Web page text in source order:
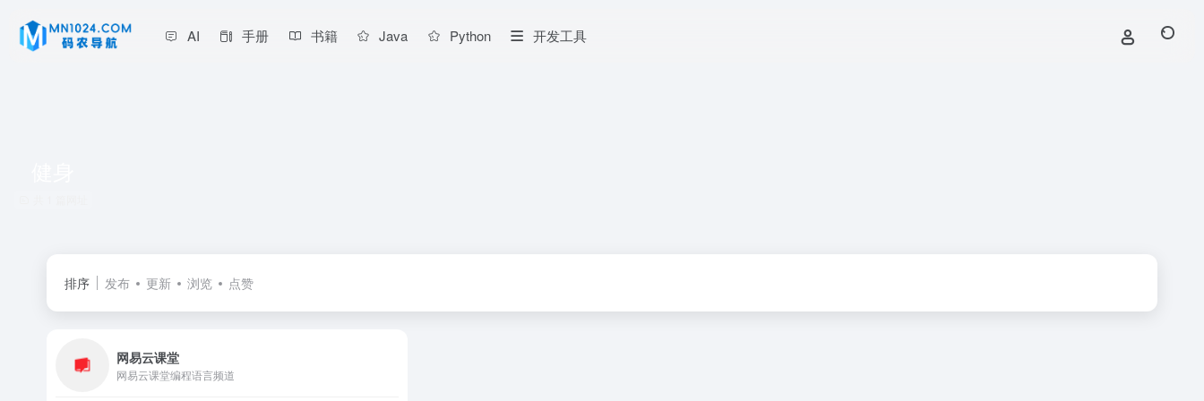
AI 手册 书籍 Java Python 开发工具
排序 发布 更新 浏览 点赞
网易云课堂
网易云课堂编程语言频道